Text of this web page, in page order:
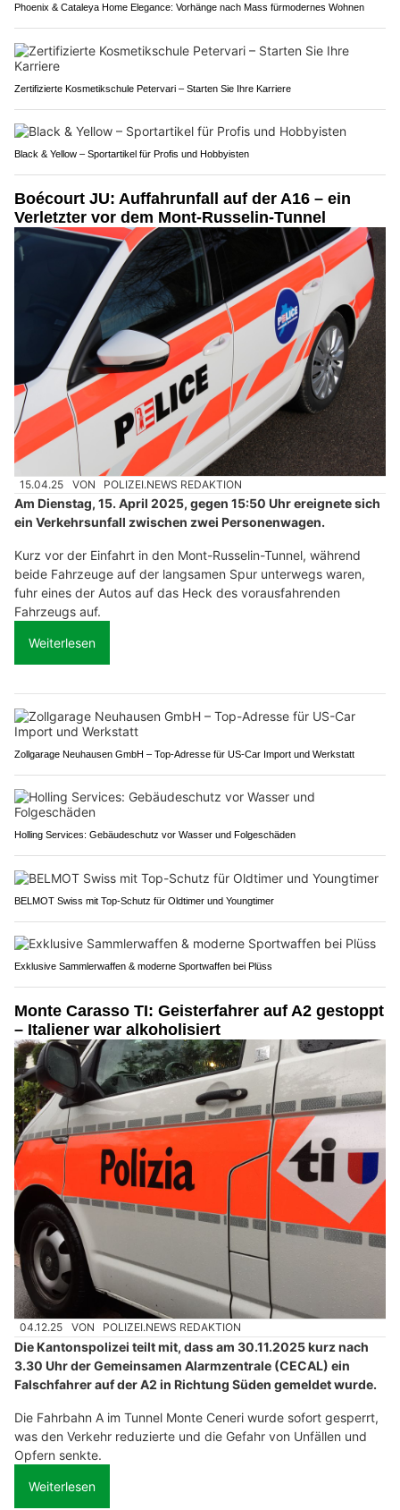
Phoenix & Cataleya Home Elegance: Vorhänge nach Mass fürmodernes Wohnen
Zertifizierte Kosmetikschule Petervari – Starten Sie Ihre Karriere
Black & Yellow – Sportartikel für Profis und Hobbyisten
Boécourt JU: Auffahrunfall auf der A16 – ein
Verletzter vor dem Mont-Russelin-Tunnel
15.04.25 VON POLIZEI.NEWS REDAKTION
Am Dienstag, 15. April 2025, gegen 15:50 Uhr ereignete sich
ein Verkehrsunfall zwischen zwei Personenwagen.
Kurz vor der Einfahrt in den Mont-Russelin-Tunnel, während
beide Fahrzeuge auf der langsamen Spur unterwegs waren,
fuhr eines der Autos auf das Heck des vorausfahrenden
Fahrzeugs auf.
Weiterlesen
Zollgarage Neuhausen GmbH – Top-Adresse für US-Car Import und Werkstatt
Holling Services: Gebäudeschutz vor Wasser und Folgeschäden
BELMOT Swiss mit Top-Schutz für Oldtimer und Youngtimer
Exklusive Sammlerwaffen & moderne Sportwaffen bei Plüss
Monte Carasso TI: Geisterfahrer auf A2 gestoppt
– Italiener war alkoholisiert
04.12.25 VON POLIZEI.NEWS REDAKTION
Die Kantonspolizei teilt mit, dass am 30.11.2025 kurz nach
3.30 Uhr der Gemeinsamen Alarmzentrale (CECAL) ein
Falschfahrer auf der A2 in Richtung Süden gemeldet wurde.
Die Fahrbahn A im Tunnel Monte Ceneri wurde sofort gesperrt,
was den Verkehr reduzierte und die Gefahr von Unfällen und
Opfern senkte.
Weiterlesen